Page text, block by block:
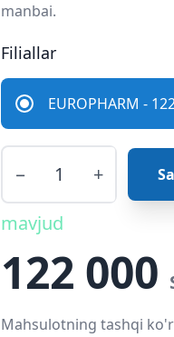
manbai.
Filiallar
EUROPHARM -
− +
mavjud
122 000
Mahsulotning tashqi